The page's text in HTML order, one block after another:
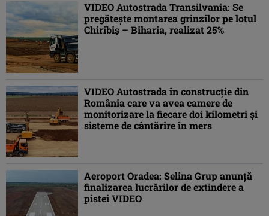
VIDEO Autostrada Transilvania: Se
pregătește montarea grinzilor pe lotul
Chiribiș – Biharia, realizat 25%
VIDEO Autostrada în construcție din
România care va avea camere de
monitorizare la fiecare doi kilometri și
sisteme de cântărire în mers
Aeroport Oradea: Selina Grup anunță
finalizarea lucrărilor de extindere a
pistei VIDEO